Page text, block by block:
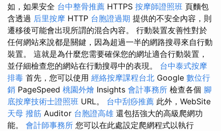
如，如果安全 台中整骨推薦 HTTPS 按摩師證照班 頁麵包
含透過 后里按摩 HTTP 台胞證過期 提供的不安全內容，則
遷移後可能會出現所謂的混合內容。 行動裝置友善性對於
任何網站來說都是關鍵，因為超過一半的網路搜尋來自行動
裝置。 這就是為什麼您需要確保您的網址適合行動裝置，
並仔細檢查您的網站在行動搜尋中的表現。 台中泰式按摩
排毒 首先，您可以使用 經絡按摩課程台北 Google 數位行
銷 PageSpeed 桃園外燴 Insights 會計事務所 檢查各個 腳
底按摩技術士證照班 URL。 台中刮痧推薦 此外，WebSite
天母 撥筋 Auditor 台胞證高雄 還包括強大的高級爬網功
能。 會計師事務所 您可以在此處設定爬網程式以執行